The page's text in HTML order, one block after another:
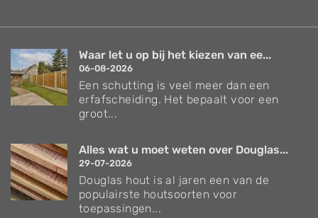
Waar let u op bij het kiezen van ee...
06-08-2026
Een schutting is veel meer dan een
erfafscheiding. Het bepaalt voor een
groot...
Alles wat u moet weten over Douglas...
29-07-2026
Douglas hout is al jaren een van de
populairste houtsoorten voor
toepassingen...